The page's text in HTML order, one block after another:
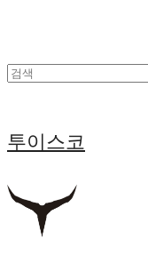
투이스코